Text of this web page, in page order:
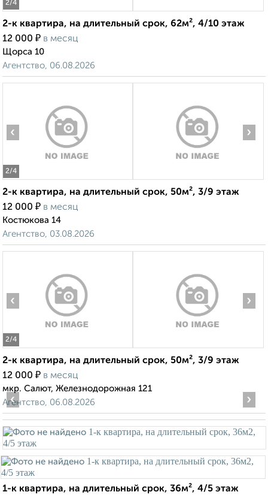
2/4
2-к квартира, на длительный срок, 62м², 4/10 этаж
12 000 ₽ в месяц
Щорса 10
Агентство, 06.08.2026
2/4
‹ ›
2-к квартира, на длительный срок, 50м², 3/9 этаж
12 000 ₽ в месяц
Костюкова 14
Агентство, 03.08.2026
2/4
‹ ›
2-к квартира, на длительный срок, 50м², 3/9 этаж
12 000 ₽ в месяц
мкр. Салют, Железнодорожная 121
Агентство, 06.08.2026
‹ ›
1-к квартира, на длительный срок, 36м², 4/5 этаж